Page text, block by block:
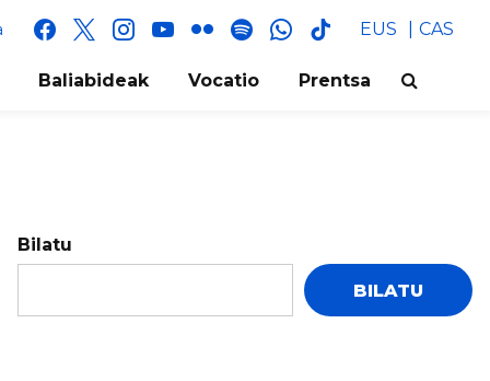
facebook
x instagram
youtube
flickr spotifywhatsapp
tik
EUS CAS
Baliabideak Vocatio Prentsa
Bilatu
BILATU